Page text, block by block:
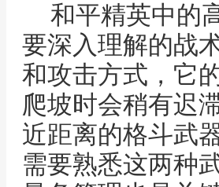
和平精英中的
要深入理解的战
和攻击方式，它
爬坡时会稍有迟
近距离的格斗武
需要熟悉这两种